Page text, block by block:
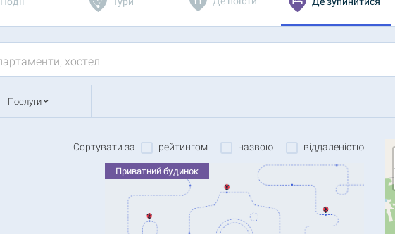
Послуги
Сортувати за рейтингом назвою віддаленістю
Приватний будинок